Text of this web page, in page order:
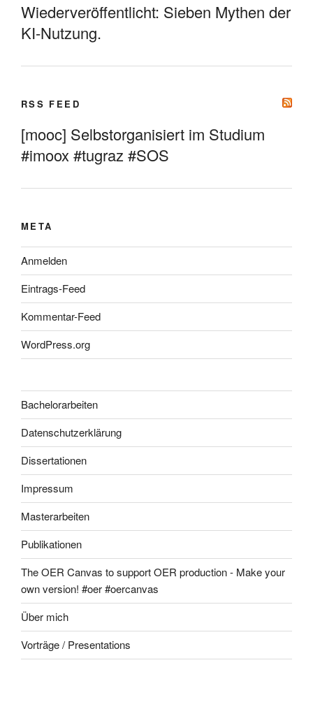
Wiederveröffentlicht: Sieben Mythen der
KI-Nutzung.
RSS FEED
[mooc] Selbstorganisiert im Studium
#imoox #tugraz #SOS
META
Anmelden
Eintrags-Feed
Kommentar-Feed
WordPress.org
Bachelorarbeiten
Datenschutzerklärung
Dissertationen
Impressum
Masterarbeiten
Publikationen
The OER Canvas to support OER production - Make your
own version! #oer #oercanvas
Über mich
Vorträge / Presentations